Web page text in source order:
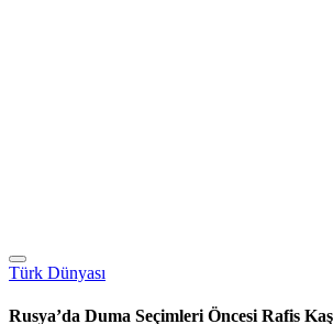
Türk Dünyası
Rusya’da Duma Seçimleri Öncesi Rafis